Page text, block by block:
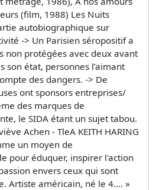
(film, 1988) Les Nuits
autobiographique sur
-> Un Parisien séropositif a
non protégées avec deux avant
son état, personnes l’aimant
des dangers. -> De
ont sponsors entreprises/
des marques de
le SIDA étant un sujet tabou.
Achen - TleA KEITH HARING
un moyen de
pour éduquer, inspirer l'action
envers ceux qui sont
Artiste américain, né le 4.... »